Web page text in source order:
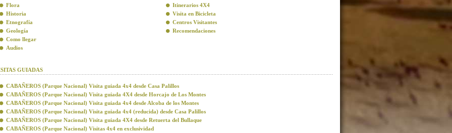
Flora
Historia
Etnografía
Geología
Como llegar
Audios
Itinerarios 4X4
Visita en Bicicleta
Centros Visitantes
Recomendaciones
GUIADAS
CABAÑEROS (Parque Nacional) Visita guiada 4x4 desde Casa Palillos
CABAÑEROS (Parque Nacional) Visita guiada 4X4 desde Horcajo de Los Montes
CABAÑEROS (Parque Nacional) Visita guiada 4x4 desde Alcoba de los Montes
CABAÑEROS (Parque Nacional) Visita guiada 4x4 (reducida) desde Casa Palillos
CABAÑEROS (Parque Nacional) Visita guiada 4X4 desde Retuerta del Bullaque
CABAÑEROS (Parque Nacional) Visitas 4x4 en exclusividad